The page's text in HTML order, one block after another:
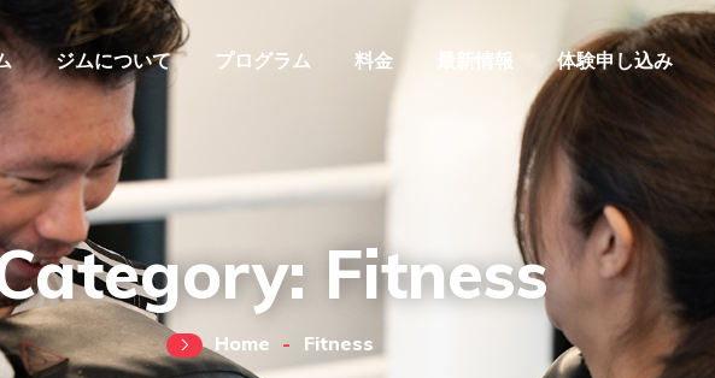
ジムについて プログラム 料金 最新情報 体験申し込み
Fitness
Home Fitness